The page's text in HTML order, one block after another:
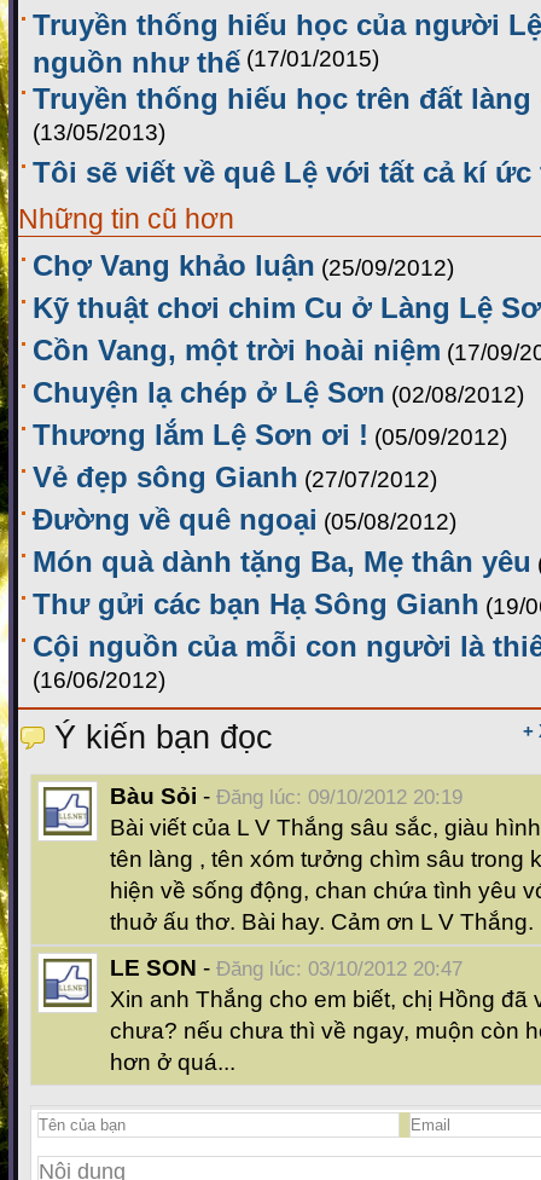
Truyền thống hiếu học của người
nguồn như thế (17/01/2015)
Truyền thống hiếu học trên đất làng
(13/05/2013)
Tôi sẽ viết về quê Lệ với tất cả kí
Những tin cũ hơn
Chợ Vang khảo luận (25/09/2012)
Kỹ thuật chơi chim Cu ở Làng Lệ
Cồn Vang, một trời hoài niệm (17/09/
Chuyện lạ chép ở Lệ Sơn (02/08/2012)
Thương lắm Lệ Sơn ơi ! (05/09/2012)
Vẻ đẹp sông Gianh (27/07/2012)
Đường về quê ngoại (05/08/2012)
Món quà dành tặng Ba, Mẹ thân yêu
Thư gửi các bạn Hạ Sông Gianh (19/
Cội nguồn của mỗi con người là
(16/06/2012)
+
Ý kiến bạn đọc
Bàu Sỏi - Đăng lúc: 09/10/2012 20:19
Bài viết của L V Thắng sâu sắc, giàu
tên làng , tên xóm tưởng chìm sâu trong
hiện về sống động, chan chứa tình yêu
thuở ấu thơ. Bài hay. Cảm ơn L V Thắng.
LE SON - Đăng lúc: 03/10/2012 20:47
Xin anh Thắng cho em biết, chị Hồng đã
chưa? nếu chưa thì về ngay, muộn còn
hơn ở quá...